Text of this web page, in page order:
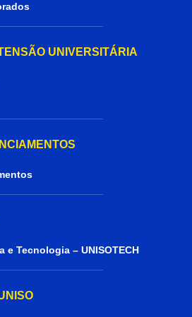
UNIVERSITÁRIA
e Tecnologia – UNISOTECH